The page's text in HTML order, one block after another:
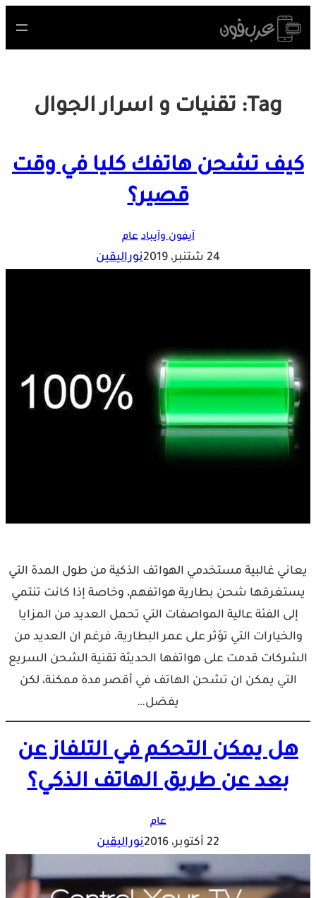
Skip
to
Tag: تقنيات و اسرار الجوال
كيف تشحن هاتفك كليا في وقت
قصير؟
آيفون وآيباد عام
24 شتنبر، 2019 نوراليقين
يعاني غالبية مستخدمي الهواتف الذكية من طول المدة التي
يستغرقها شحن بطارية هواتفهم، وخاصة إذا كانت تنتمي
إلى الفئة عالية المواصفات التي تحمل العديد من المزايا
والخيارات التي تؤثر على عمر البطارية، فرغم ان العديد من
الشركات قدمت على هواتفها الحديثة تقنية الشحن السريع
التي يمكن ان تشحن الهاتف في أقصر مدة ممكنة، لكن
يفضل…
هل يمكن التحكم في التلفاز عن
بعد عن طريق الهاتف الذكي؟
عام
22 أكتوبر، 2016 نوراليقين